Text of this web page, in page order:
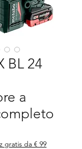
BL 24
a
gratis da € 99